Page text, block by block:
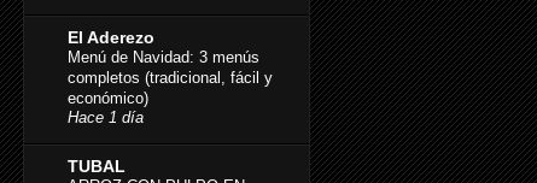
El Aderezo
Menú de Navidad: 3 menús
completos (tradicional, fácil y
económico)
Hace 1 día
TUBAL